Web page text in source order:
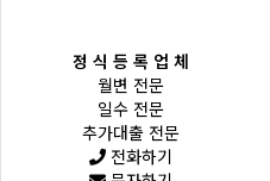
정 식 등 록 업 체
월변 전문
일수 전문
추가대출 전문
전화하기